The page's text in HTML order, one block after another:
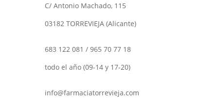
C/ Antonio Machado, 115
03182 TORREVIEJA (Alicante)
683 122 081 / 965 70 77 18
todo el año (09-14 y 17-20)
info@farmaciatorrevieja.com